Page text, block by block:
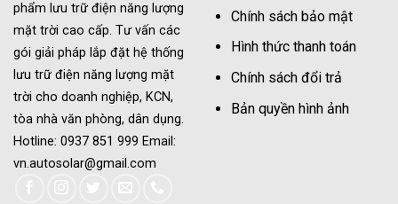
phẩm lưu trữ điện năng lượng
mặt trời cao cấp. Tư vấn các
gói giải pháp lắp đặt hệ thống
lưu trữ điện năng lượng mặt
trời cho doanh nghiệp, KCN,
tòa nhà văn phòng, dân dụng.
Hotline: 0937 851 999 Email:
vn.autosolar@gmail.com
Chính sách bảo mật
Hình thức thanh toán
Chính sách đổi trả
Bản quyền hình ảnh